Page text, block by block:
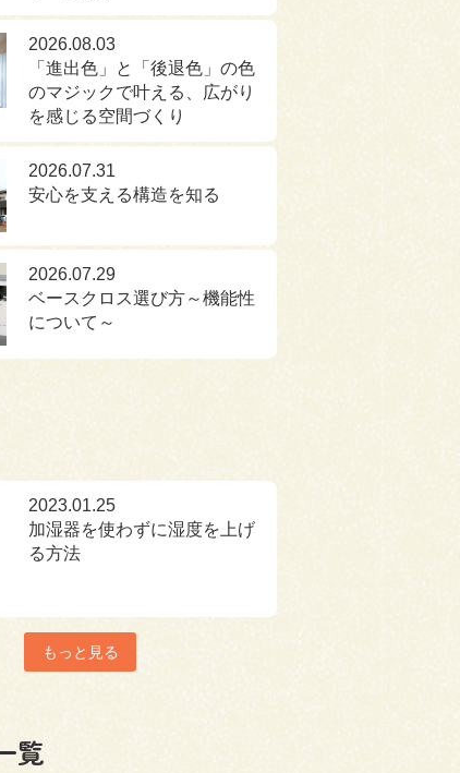
2026.08.03
「進出色」と「後退色」の色
のマジックで叶える、広がり
を感じる空間づくり
2026.07.31
安心を支える構造を知る
2026.07.29
ベースクロス選び方～機能性
について～
2023.01.25
加湿器を使わずに湿度を上げ
る方法
もっと見る
覧